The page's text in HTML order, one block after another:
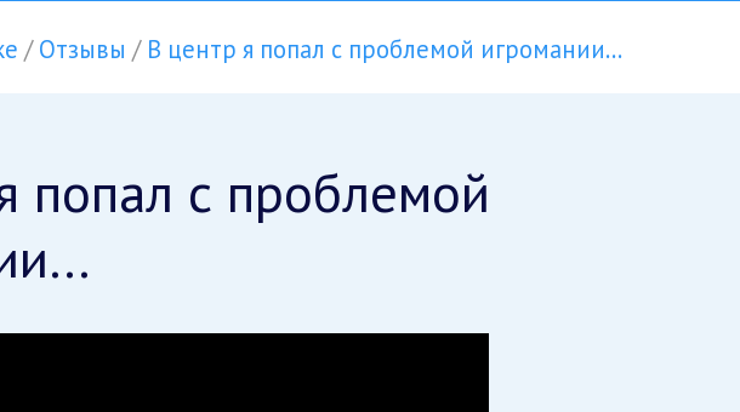
Отзывы В центр я попал с проблемой игромании…
попал с проблемой